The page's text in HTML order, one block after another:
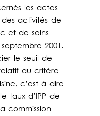
les actes
activités de
et de soins
2001.
le seuil de
au critère
c’est à dire
taux d’IPP de
commission